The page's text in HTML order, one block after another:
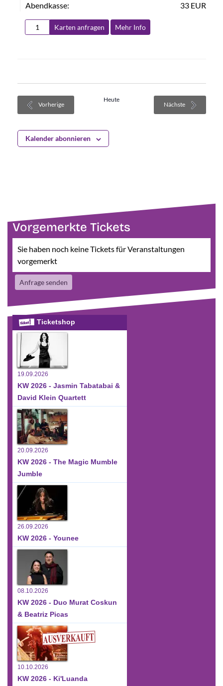
Abendkasse: 33 EUR
Karten anfragen Mehr Info
VorherigeVeranstaltungen
Heute
Nächste
Kalender abonnieren
Vorgemerkte Tickets
Sie haben noch keine Tickets für Veranstaltungen
vorgemerkt
Anfrage senden
Ticketshop
19.09.2026
KW 2026 - Jasmin Tabatabai &
David Klein Quartett
20.09.2026
KW 2026 - The Magic Mumble
Jumble
26.09.2026
KW 2026 - Younee
08.10.2026
KW 2026 - Duo Murat Coskun
& Beatriz Picas
10.10.2026
KW 2026 - Ki'Luanda